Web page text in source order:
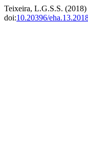
Teixeira, L.G.S.S. (2018)
doi:10.20396/